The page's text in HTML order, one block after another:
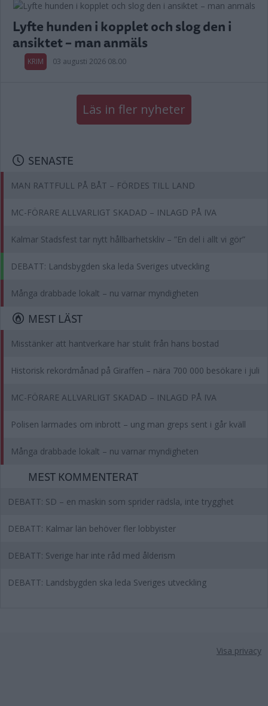
Lyfte hunden i kopplet och slog den i
ansiktet – man anmäls
KRIM 03 augusti 2026 08.00
Läs in fler nyheter
SENASTE
MAN RATTFULL PÅ BÅT – FÖRDES TILL LAND
MC-FÖRARE ALLVARLIGT SKADAD – INLAGD PÅ IVA
Kalmar Stadsfest tar nytt hållbarhetskliv – ”En del i allt vi gör”
DEBATT: Landsbygden ska leda Sveriges utveckling
Många drabbade lokalt – nu varnar myndigheten
MEST LÄST
Misstänker att hantverkare har stulit från hans bostad
Historisk rekordmånad på Giraffen – nära 700 000 besökare i juli
MC-FÖRARE ALLVARLIGT SKADAD – INLAGD PÅ IVA
Polisen larmades om inbrott – ung man greps sent i går kväll
Många drabbade lokalt – nu varnar myndigheten
MEST KOMMENTERAT
DEBATT: SD – en maskin som sprider rädsla, inte trygghet
DEBATT: Kalmar län behöver fler lobbyister
DEBATT: Sverige har inte råd med ålderism
DEBATT: Landsbygden ska leda Sveriges utveckling
Visa privacy